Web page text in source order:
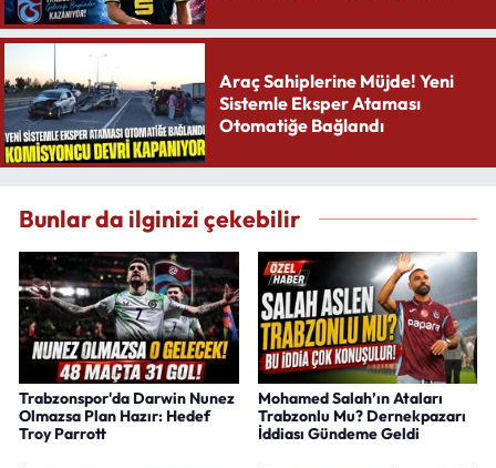
Araç Sahiplerine Müjde! Yeni
Sistemle Eksper Ataması
Otomatiğe Bağlandı
Bunlar da ilginizi çekebilir
Trabzonspor'da Darwin Nunez
Olmazsa Plan Hazır: Hedef
Troy Parrott
Mohamed Salah’ın Ataları
Trabzonlu Mu? Dernekpazarı
İddiası Gündeme Geldi